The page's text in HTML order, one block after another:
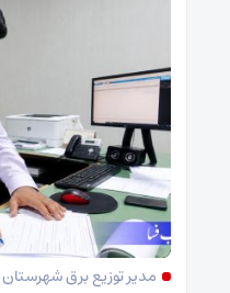
مدیر توزیع برق